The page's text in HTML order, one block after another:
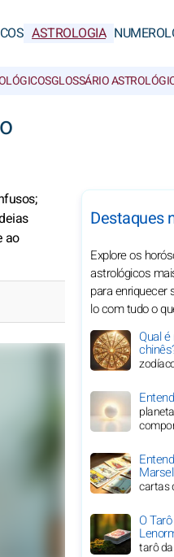
ASTROLOGIA
GLOSSÁRIO
ao
Destaques
Explore os
astrológicos
para enriquecer
lo com tudo o
Qual
cartas
O
tarô